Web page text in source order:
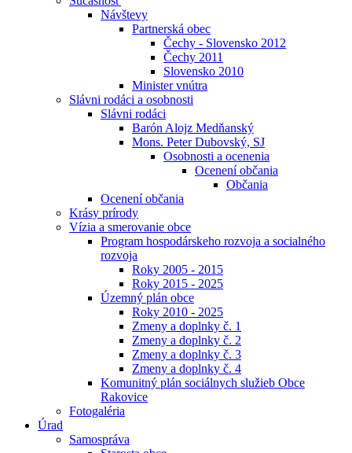
Návštevy
Partnerská obec
Čechy - Slovensko 2012
Čechy 2011
Slovensko 2010
Minister vnútra
Slávni rodáci a osobnosti
Slávni rodáci
Barón Alojz Medňanský
Mons. Peter Dubovský, SJ
Osobnosti a ocenenia
Ocenení občania
Občania
Ocenení občania
Krásy prírody
Vízia a smerovanie obce
Program hospodárskeho rozvoja a socialného
rozvoja
Roky 2005 - 2015
Roky 2015 - 2025
Územný plán obce
Roky 2010 - 2025
Zmeny a doplnky č. 1
Zmeny a doplnky č. 2
Zmeny a doplnky č. 3
Zmeny a doplnky č. 4
Komunitný plán sociálnych služieb Obce
Rakovice
Fotogaléria
Úrad
Samospráva